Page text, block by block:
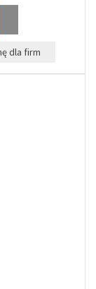
dla firm